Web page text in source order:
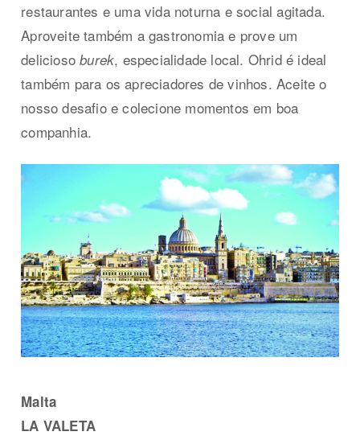
restaurantes e uma vida noturna e social agitada.
Aproveite também a gastronomia e prove um
deliciosoburek, especialidade local. Ohrid é ideal
também para os apreciadores de vinhos. Aceite o
nosso desafio e colecione momentos em boa
companhia.
Malta
LA VALETA